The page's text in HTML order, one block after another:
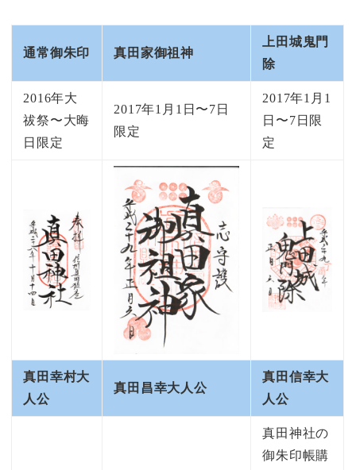
通常御朱印 真田家御祖神
上田城鬼門
除
2016年大
祓祭〜大晦
日限定
2017年1月1日〜7日
限定
2017年1月1
日〜7日限
定
真田幸村大
人公
真田昌幸大人公
真田信幸大
人公
真田神社の
御朱印帳購